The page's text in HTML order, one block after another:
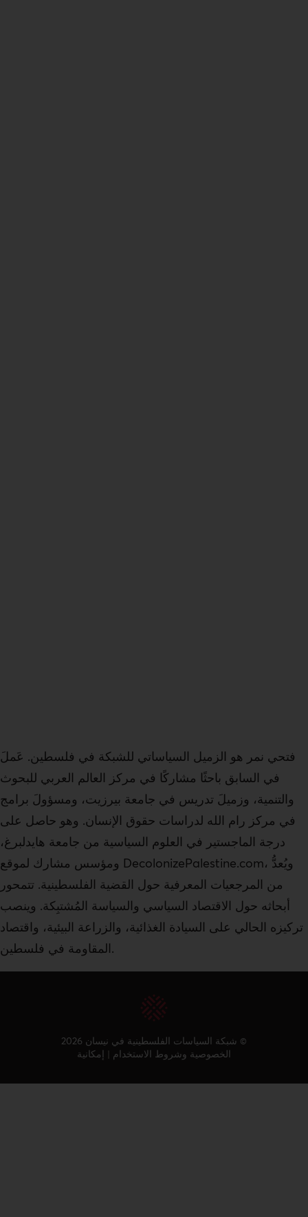
فتحي نمر هو الزميل السياساتي للشبكة في فلسطين. عَملَ
في السابق باحثًا مشاركًا في مركز العالم العربي للبحوث
والتنمية، وزميلَ تدريس في جامعة بيرزيت، ومسؤولَ برامج
في مركز رام الله لدراسات حقوق الإنسان. وهو حاصل على
درجة الماجستير في العلوم السياسية من جامعة هايدلبرغ،
ومؤسس مشارك لموقع DecolonizePalestine.com، ويُعدُّ
من المرجعيات المعرفية حول القضية الفلسطينية. تتمحور
أبحاثه حول الاقتصاد السياسي والسياسة المُشتبِكة. وينصب
تركيزه الحالي على السيادة الغذائية، والزراعة البيئية، واقتصاد
المقاومة في فلسطين.
شبكة السياسات الفلسطينية في نيسان 2026 ©
الخصوصية وشروط الاستخدام
إمكانية